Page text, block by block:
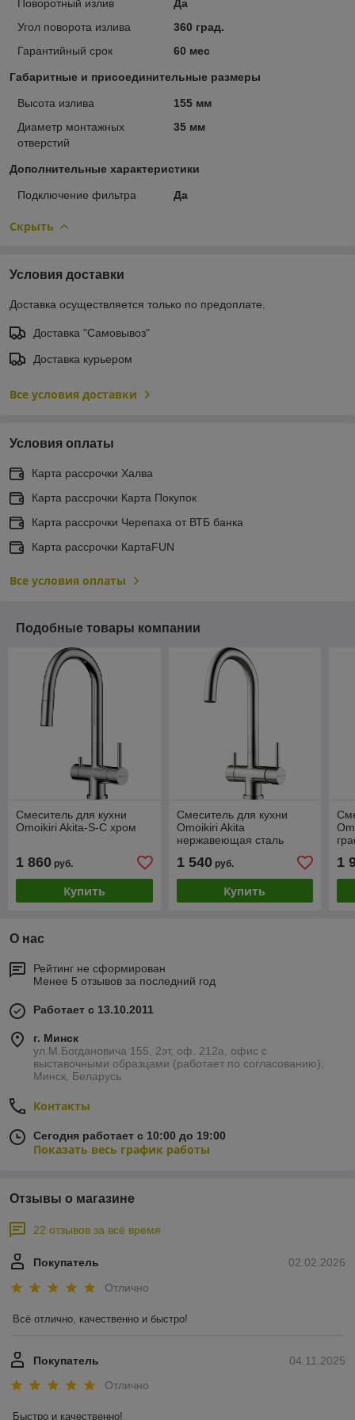
Поворотный излив
Да
Угол поворота излива
360 град.
Гарантийный срок
60 мес
Габаритные и присоединительные размеры
Высота излива
155 мм
Диаметр монтажных
отверстий
35 мм
Дополнительные характеристики
Подключение фильтра Да
Скрыть
Условия доставки
Доставка осуществляется только по предоплате.
Доставка "Самовывоз"
Доставка курьером
Все условия доставки
Условия оплаты
Карта рассрочки Халва
Карта рассрочки Карта Покупок
Карта рассрочки Черепаха от ВТБ банка
Карта рассрочки КартаFUN
Все условия оплаты
Подобные товары компании
Смеситель для кухни
Omoikiri Akita-S-C хром
1 860 руб.
Купить
Смеситель для кухни
Omoikiri Akita
нержавеющая сталь
1 540руб.
Купить
1
О нас
Рейтинг не сформирован
Менее 5 отзывов за последний год
Работает с 13.10.2011
г. Минск
ул.М.Богдановича 155, 2эт, оф. 212а, офис с
выставочными образцами (работает по согласованию),
Минск, Беларусь
Контакты
Сегодня работает с 10:00 до 19:00
Показать весь график работы
Отзывы о магазине
22 отзывов за всё время
02.02.2026
Покупатель
Отлично
Всё отлично, качественно и быстро!
04.11.2025
Покупатель
Отлично
Быстро и качественно!